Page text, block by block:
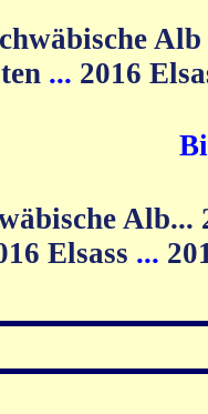
Alb
... 2016
Elsass ...